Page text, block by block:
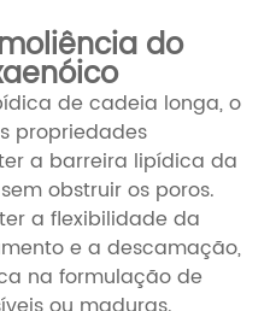
do
de cadeia longa, o
propriedades
a barreira lipídica da
obstruir os poros.
a flexibilidade da
e a descamação,
na formulação de